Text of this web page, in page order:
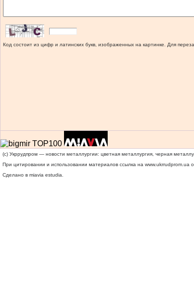
Код состоит из цифр и латинских букв, изображенных на картинке. Для
(c) Укррудпром — новости металлургии: цветная металлургия, черная
При цитировании и использовании материалов ссылка на www.ukrrudprom.ua
Сделано в miavia estudia.